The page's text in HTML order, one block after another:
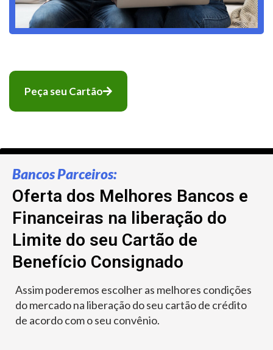
Peça seu Cartão
Bancos Parceiros:
Oferta dos Melhores Bancos e
Financeiras na liberação do
Limite do seu Cartão de
Benefício Consignado
Assim poderemos escolher as melhores condições
do mercado na liberação do seu cartão de crédito
de acordo com o seu convênio.